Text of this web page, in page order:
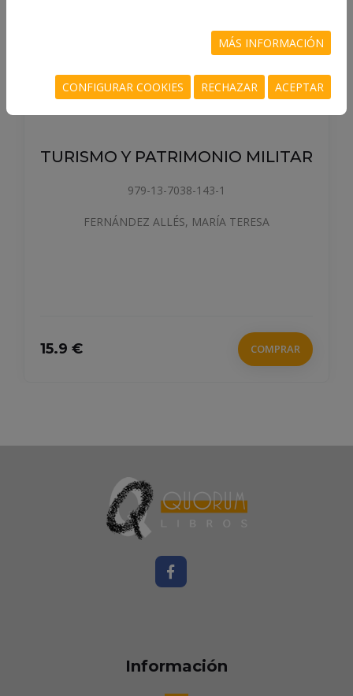
TURISMO Y PATRIMONIO MILITAR
979-13-7038-143-1
FERNÁNDEZ ALLÉS, MARÍA TERESA
15.9 € COMPRAR
Información
MÁS INFORMACIÓN
CONFIGURAR COOKIES RECHAZAR ACEPTAR